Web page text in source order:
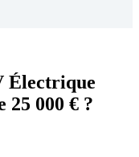
Électrique
25 000 € ?